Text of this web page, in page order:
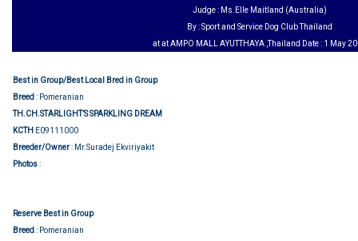
Judge : Ms.Elle Maitland (Australia)
By : Sport and Service Dog Club Thailand
at at AMPO MALL AYUTTHAYA ,Thailand Date : 1 May
Best in Group/Best Local Bred in Group
Breed : Pomeranian
TH.CH.STARLIGHT’S SPARKLING DREAM
KCTH E09111000
Breeder/Owner: Mr.Suradej Ekviriyakit
Photos:
Reserve Best in Group
Breed : Pomeranian